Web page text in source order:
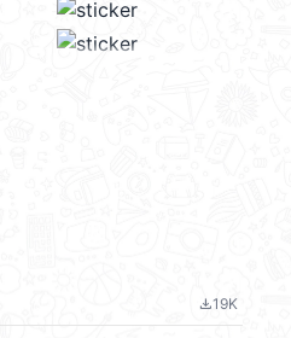
file_download19K